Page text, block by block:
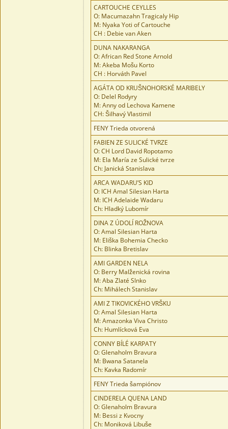
CARTOUCHE CEYLLES
O: Macumazahn Tragicaly Hip
M: Nyaka Yoti of Cartouche
CH : Debie van Aken
DUNA NAKARANGA
O: African Red Stone Arnold
M: Akeba Mošu Korto
CH : Horváth Pavel
AGÁTA OD KRUŠNOHORSKÉ MARIBELY
O: Delel Rodyry
M: Anny od Lechova Kamene
CH: Šilhavý Vlastimil
FENY Trieda otvorená
FABIEN ZE SULICKÉ TVRZE
O: CH Lord David Ropotamo
M: Ela María ze Sulické tvrze
Ch: Janická Stanislava
ARCA WADARU’S KID
O: ICH Amal Silesian Harta
M: ICH Adelaide Wadaru
Ch: Hladký Lubomír
DINA Z ÚDOLÍ ROŽNOVA
O: Amal Silesian Harta
M: Eliška Bohemia Checko
Ch: Blinka Bretislav
AMI GARDEN NELA
O: Berry Malženická rovina
M: Aba Zlaté Slnko
Ch: Mihálech Stanislav
AMI Z TIKOVICKÉHO VRŠKU
O: Amal Silesian Harta
M: Amazonka Viva Christo
Ch: Humlícková Eva
CONNY BÍLÉ KARPATY
O: Glenaholm Bravura
M: Bwana Satanela
Ch: Kavka Radomír
FENY Trieda šampiónov
CINDERELA QUENA LAND
O: Glenaholm Bravura
M: Bessi z Kvocny
Ch: Moniková Libuše